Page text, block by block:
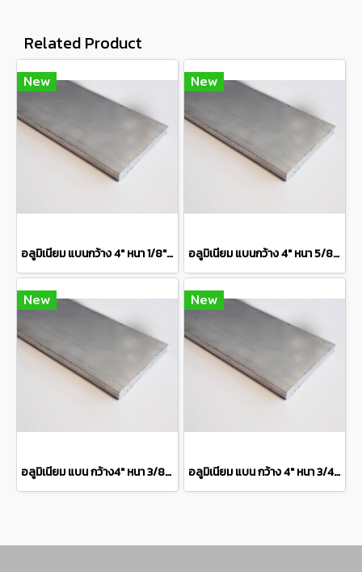
Related Product
New
อลูมิเนียม แบนกว้าง 4" หนา 1/8" เกรด 6063 Aluminium Flat Barแบ่งขายความยาว 10 เซนติเมตร
New
อลูมิเนียม แบนกว้าง 4" หนา 5/8" เกรด 6063 Aluminium Flat Bar แบ่งขายความยาว 10 เซนติเมตร
New
อลูมิเนียม แบน กว้าง4" หนา 3/8" เกรด 6063Aluminium Flat Bar แบ่งขายความยาว 10 เซนติเมตร
New
อลูมิเนียม แบน กว้าง 4" หนา 3/4" เกรด 6063 Aluminium Flat Bar แบ่งขายความยาว 10 เซนติเมตร